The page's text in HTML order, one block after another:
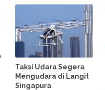
Taksi Udara Segera
Mengudara di Langit
Singapura